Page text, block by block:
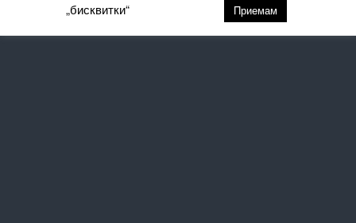
„бисквитки“
Приемам